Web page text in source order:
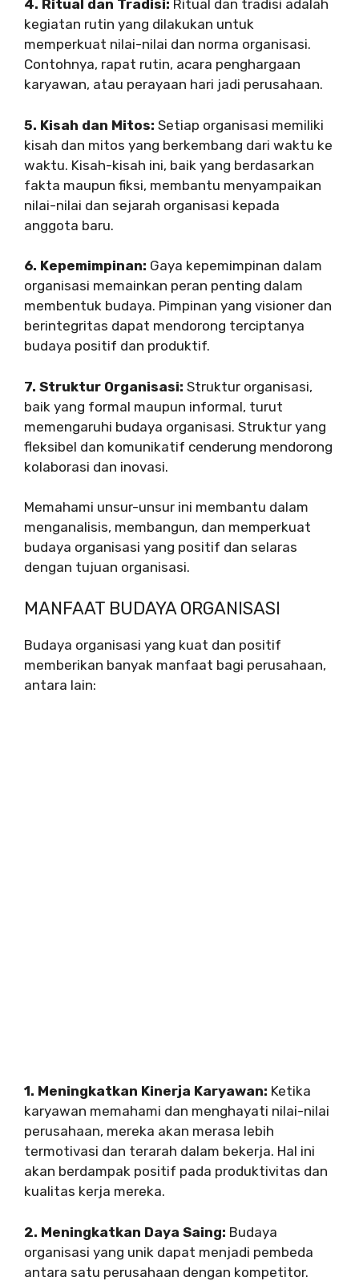
4. Ritual dan Tradisi: Ritual dan tradisi adalah
kegiatan rutin yang dilakukan untuk
memperkuat nilai-nilai dan norma organisasi.
Contohnya, rapat rutin, acara penghargaan
karyawan, atau perayaan hari jadi perusahaan.
5. Kisah dan Mitos: Setiap organisasi memiliki
kisah dan mitos yang berkembang dari waktu ke
waktu. Kisah-kisah ini, baik yang berdasarkan
fakta maupun fiksi, membantu menyampaikan
nilai-nilai dan sejarah organisasi kepada
anggota baru.
6. Kepemimpinan: Gaya kepemimpinan dalam
organisasi memainkan peran penting dalam
membentuk budaya. Pimpinan yang visioner dan
berintegritas dapat mendorong terciptanya
budaya positif dan produktif.
7. Struktur Organisasi: Struktur organisasi,
baik yang formal maupun informal, turut
memengaruhi budaya organisasi. Struktur yang
fleksibel dan komunikatif cenderung mendorong
kolaborasi dan inovasi.
Memahami unsur-unsur ini membantu dalam
menganalisis, membangun, dan memperkuat
budaya organisasi yang positif dan selaras
dengan tujuan organisasi.
MANFAAT BUDAYA ORGANISASI
Budaya organisasi yang kuat dan positif
memberikan banyak manfaat bagi perusahaan,
antara lain:
1. Meningkatkan Kinerja Karyawan: Ketika
karyawan memahami dan menghayati nilai-nilai
perusahaan, mereka akan merasa lebih
termotivasi dan terarah dalam bekerja. Hal ini
akan berdampak positif pada produktivitas dan
kualitas kerja mereka.
2. Meningkatkan Daya Saing: Budaya
organisasi yang unik dapat menjadi pembeda
antara satu perusahaan dengan kompetitor.